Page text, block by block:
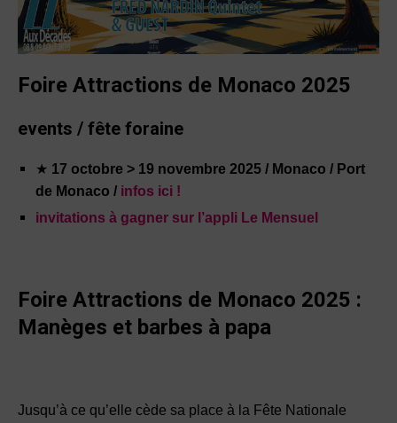
Foire Attractions de Monaco 2025
events / fête foraine
★ 17 octobre > 19 novembre 2025 / Monaco / Port
de Monaco / infos ici !
invitations à gagner sur l’appli Le Mensuel
Foire Attractions de Monaco 2025 :
Manèges et barbes à papa
Jusqu’à ce qu’elle cède sa place à la Fête Nationale